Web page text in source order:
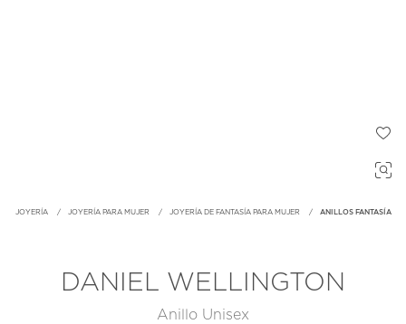
JOYERÍA JOYERÍA PARA MUJER JOYERÍA DE FANTASÍA PARA MUJER ANILLOS FANTASÍA
DANIEL WELLINGTON
Anillo Unisex